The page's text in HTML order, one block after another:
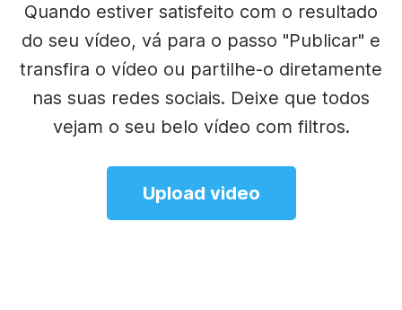
Quando estiver satisfeito com o resultado
do seu vídeo, vá para o passo "Publicar" e
transfira o vídeo ou partilhe-o diretamente
nas suas redes sociais. Deixe que todos
vejam o seu belo vídeo com filtros.
Upload video